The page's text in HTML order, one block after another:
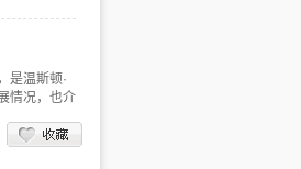
是温斯顿·
情况，也介